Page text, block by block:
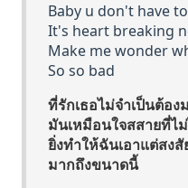
Baby u don't have
It's heart breaking
Make me wonder
So so bad
ที่รักเธอไม่จำเป็นต้อ
มันเหมือนใจสสายที่ไ
ยิ่งทำให้ฉันเอาแต่สง
มากถึงขนาดนี้